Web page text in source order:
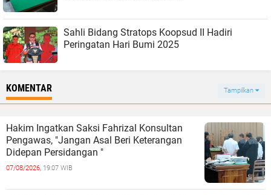
Sahli Bidang Stratops Koopsud II Hadiri
Peringatan Hari Bumi 2025
KOMENTAR Tampilkan
Hakim Ingatkan Saksi Fahrizal Konsultan
Pengawas, "Jangan Asal Beri Keterangan
Didepan Persidangan "
07/08/2026, 19:07 WIB